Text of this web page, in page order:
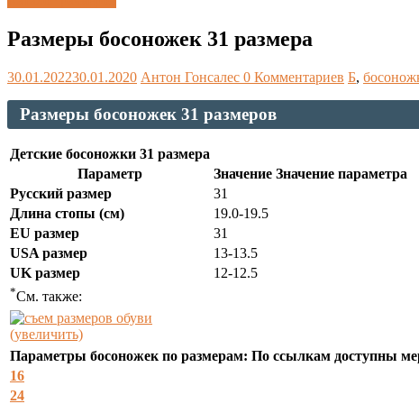
Размеры босоножек 31 размера
30.01.202230.01.2020 Антон Гонсалес 0 Комментариев Б,
Размеры босоножек 31 размеров
Детские босоножки 31 размера
Параметр
Значение Значение параметра
Русский размер
31
Длина стопы (см)
19.0-19.5
EU размер
31
USA размер
13-13.5
UK размер
12-12.5
*См. также:
(увеличить)
Параметры босоножек по размерам: По ссылкам доступны
16
24